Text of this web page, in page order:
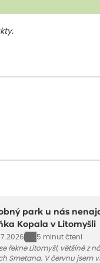
park u nás
Kopala v Litomyšli
5 minut čtení
řekne Litomyšl, většině z
Smetana. V červnu jsem